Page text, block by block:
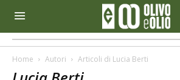
Home Autori Articoli di Lucia Berti